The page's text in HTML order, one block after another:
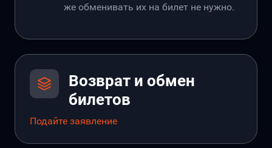
же обменивать их на билет не нужно.
Возврат и обмен
билетов
Подайте заявление